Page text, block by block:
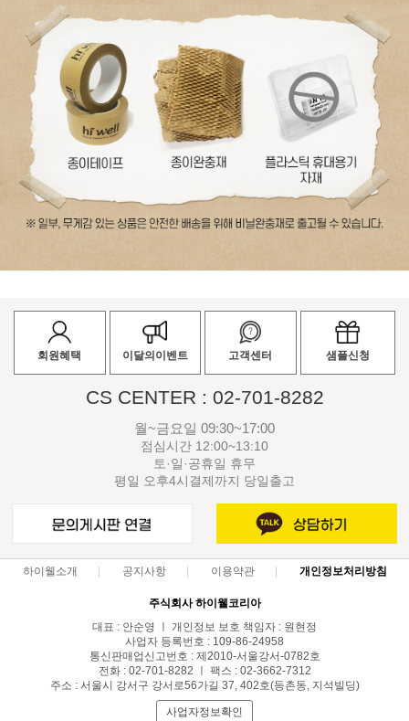
회원혜택 이달의이벤트 고객센터 샘플신청
CS CENTER : 02-701-8282
월~금요일 09:30~17:00
점심시간 12:00~13:10
토·일·공휴일 휴무
평일 오후4시결제까지 당일출고
하이웰소개 공지사항 이용약관 개인정보처리방침
주식회사 하이웰코리아
대표 : 안순영 ㅣ 개인정보 보호 책임자 : 원현정
사업자 등록번호 : 109-86-24958
통신판매업신고번호 : 제2010-서울강서-0782호
전화 : 02-701-8282 ㅣ 팩스 : 02-3662-7312
주소 : 서울시 강서구 강서로56가길 37, 402호(등촌동, 지석빌딩)
사업자정보확인